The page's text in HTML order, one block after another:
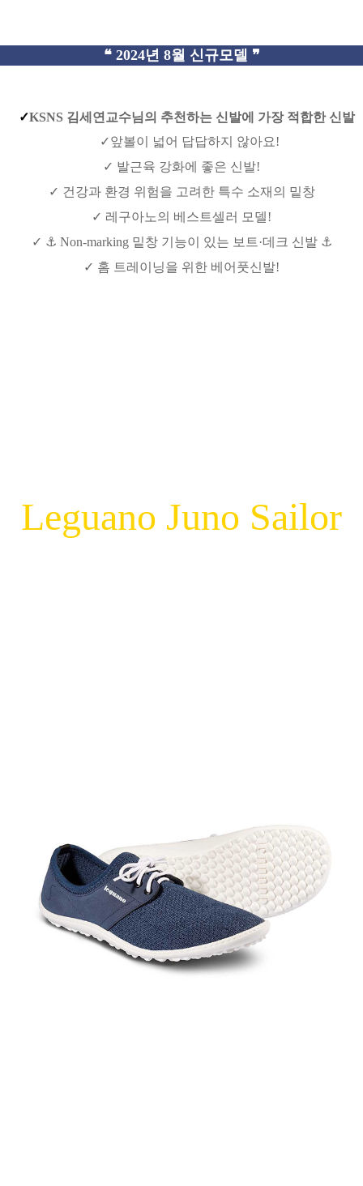
❝ 2024년 8월 신규모델 ❞
✓KSNS 김세연교수님의 추천하는 신발에 가장 적합한 신발
✓앞볼이 넓어 답답하지 않아요!
✓ 발근육 강화에 좋은 신발!
✓ 건강과 환경 위험을 고려한 특수 소재의 밑창
✓ 레구아노의 베스트셀러 모델!
✓ ⚓ Non-marking 밑창 기능이 있는 보트·데크 신발 ⚓
✓ 홈 트레이닝을 위한 베어풋신발!
Leguano Juno Sailor